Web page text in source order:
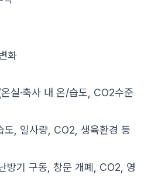
화
실·축사 내 온/습도, CO2수준
도, 일사량, CO2, 생육환경 등
방기 구동, 창문 개폐, CO2, 영